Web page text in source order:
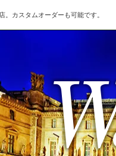
。カスタムオーダーも可能です。